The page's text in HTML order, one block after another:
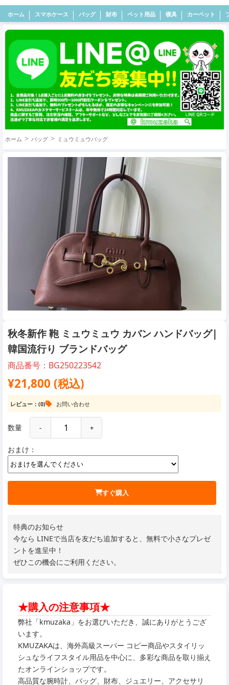
ホーム スマホケース バッグ 財布 ペット用品 寝具 カーペット
ホーム バッグ ミュウミュウバッグ
秋冬新作 鞄 ミュウミュウ カバン ハンドバッグ|
韓国流行り ブランドバッグ
商品番号：BG250223542
¥21,800 (税込)
レビュー：(0) お問い合わせ
数量 - +
おまけ：
すぐ購入
特典のお知らせ
今なら LINEで当店を友だち追加すると、無料で小さなプレゼ
ントを進呈中！
ぜひこの機会にご利用ください。
★購入の注意事項★
弊社「kmuzaka」をお選びいただき、誠にありがとうござ
います。
KMUZAKAは、海外高級スーパー コピー商品やスタイリッ
シュなライフスタイル用品を中心に、多彩な商品を取り揃え
たオンラインショップです。
高品質な腕時計、バッグ、財布、ジュエリー、アクセサリ